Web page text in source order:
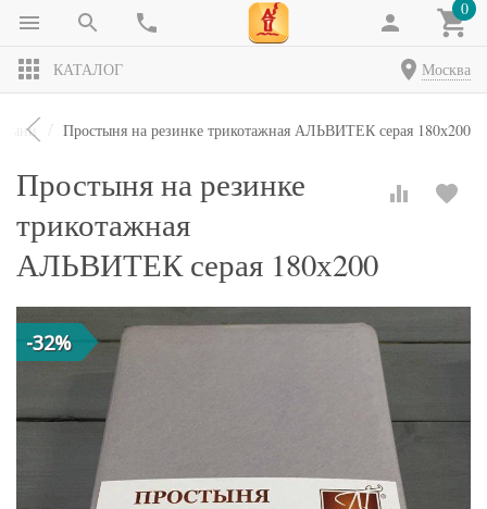
0
КАТАЛОГ Москва
Простыня на резинке трикотажная АЛЬВИТЕК серая 180х200
Простыня на резинке
трикотажная
АЛЬВИТЕК серая 180х200
-32%